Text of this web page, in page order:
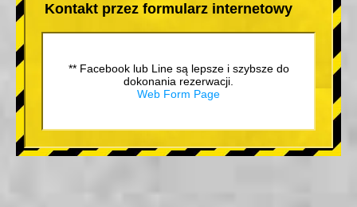
Kontakt przez formularz internetowy
** Facebook lub Line są lepsze i szybsze do
dokonania rezerwacji.
Web Form Page